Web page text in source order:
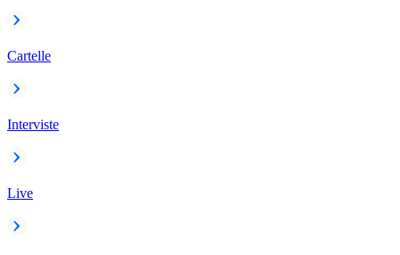
Cartelle
Interviste
Live